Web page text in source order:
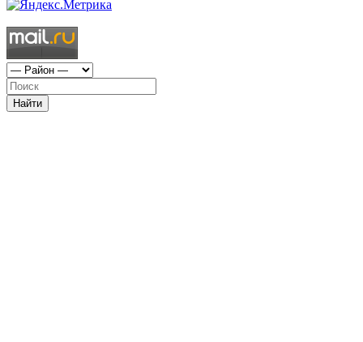
Найти